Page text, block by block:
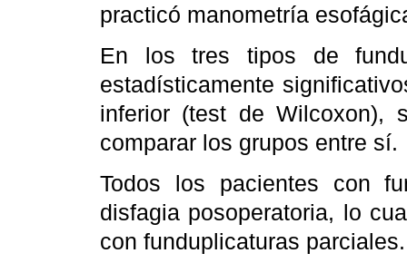
practicó manometría
En los tres tipos de
estadísticamente
inferior (test de Wilcoxon),
comparar los grupos entre sí.
Todos los pacientes con
disfagia posoperatoria, lo
con funduplicaturas parciales.